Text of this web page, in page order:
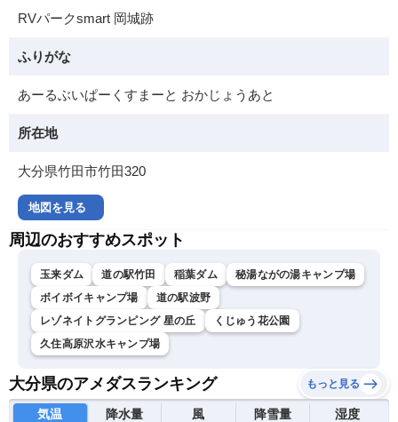
RVパークsmart 岡城跡
ふりがな
あーるぶいぱーくすまーと おかじょうあと
所在地
大分県竹田市竹田320
地図を見る
周辺のおすすめスポット
玉来ダム 道の駅竹田 稲葉ダム
秘湯ながの湯キャンプ場
ボイボイキャンプ場
道の駅波野
レゾネイトグランピング 星の丘
くじゅう花公園
久住高原沢水キャンプ場
大分県のアメダスランキング もっと見る
気温 降水量 風 降雪量 湿度